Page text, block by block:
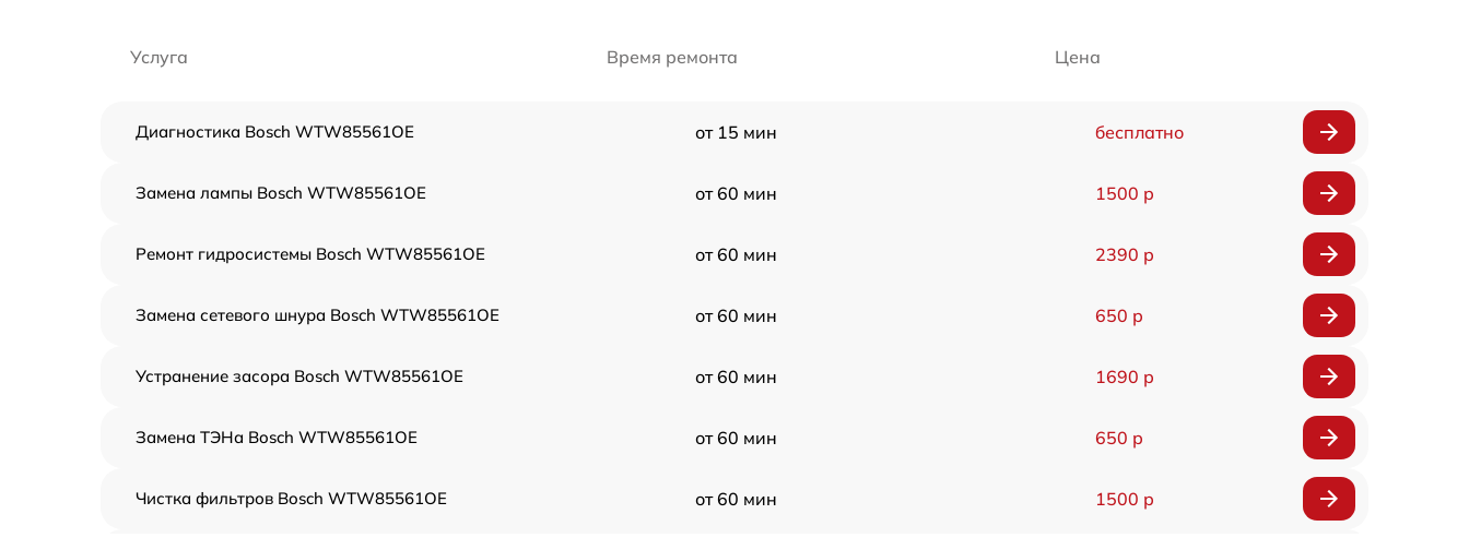
Услуга Время ремонта Цена
Диагностика Bosch WTW85561OE от 15 мин бесплатно
Замена лампы Bosch WTW85561OE от 60 мин 1500 р
Ремонт гидросистемы Bosch WTW85561OE от 60 мин 2390 р
Замена сетевого шнура Bosch WTW85561OE от 60 мин 650 р
Устранение засора Bosch WTW85561OE от 60 мин 1690 р
Замена ТЭНа Bosch WTW85561OE от 60 мин 650 р
Чистка фильтров Bosch WTW85561OE от 60 мин 1500 р